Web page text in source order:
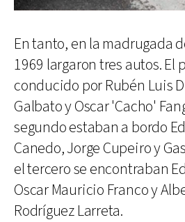
En tanto, en la madrugada
1969 largaron tres autos. El
conducido por Rubén Luis
Galbato y Oscar 'Cacho'
segundo estaban a bordo
Canedo, Jorge Cupeiro y
el tercero se encontraban
Oscar Mauricio Franco y
Rodríguez Larreta.